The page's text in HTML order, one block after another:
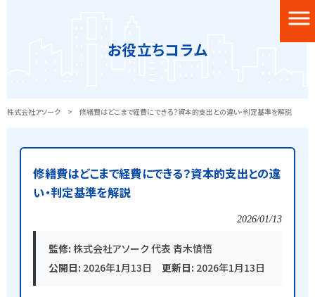
お役立ちコラム
株式会社アソーク > 修繕費はどこまで経費にできる？資本的支出との違い・判定基準を解説
修繕費はどこまで経費にできる？資本的支出との違
い・判定基準を解説
2026/01/13
監修: 株式会社アソーク 代表 青木慎悟
公開日: 2026年1月13日更新日: 2026年1月13日